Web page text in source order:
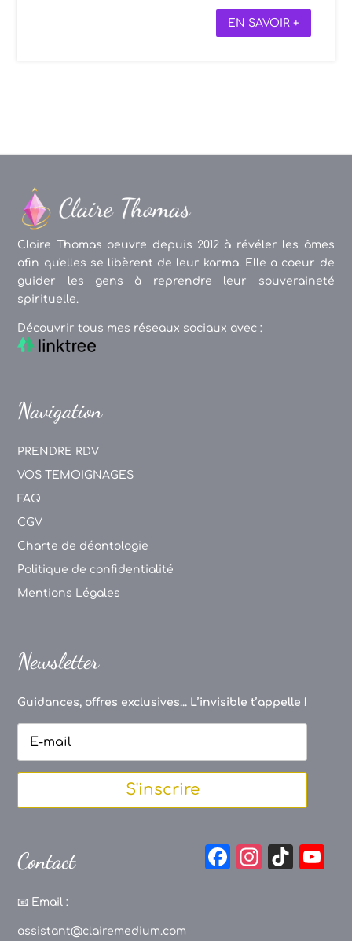
EN SAVOIR +
Claire Thomas oeuvre depuis 2012 à révéler les âmes
afin qu'elles se libèrent de leur karma. Elle a coeur de
guider les gens à reprendre leur souveraineté
spirituelle.
Découvrir tous mes réseaux sociaux avec :
Navigation
PRENDRE RDV
VOS TEMOIGNAGES
FAQ
CGV
Charte de déontologie
Politique de confidentialité
Mentions Légales
Newsletter
Guidances, offres exclusives... L’invisible t’appelle !
S'inscrire
Contact
📧 Email :
assistant@clairemedium.com
F
In
Ti